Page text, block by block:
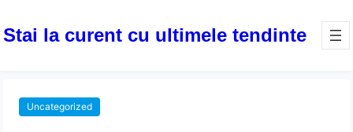
Stai la curent cu ultimele tendinte
Uncategorized